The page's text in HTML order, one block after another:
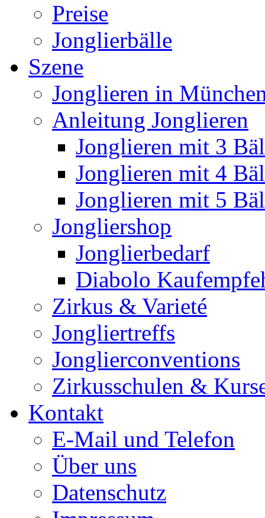
Preise
Jonglierbälle
Szene
Jonglieren in
Anleitung Jonglieren
Jonglieren mit 3
Jonglieren mit 4
Jonglieren mit 5
Jongliershop
Jonglierbedarf
Diabolo
Zirkus & Varieté
Jongliertreffs
Jonglierconventions
Zirkusschulen &
Kontakt
E-Mail und Telefon
Über uns
Datenschutz